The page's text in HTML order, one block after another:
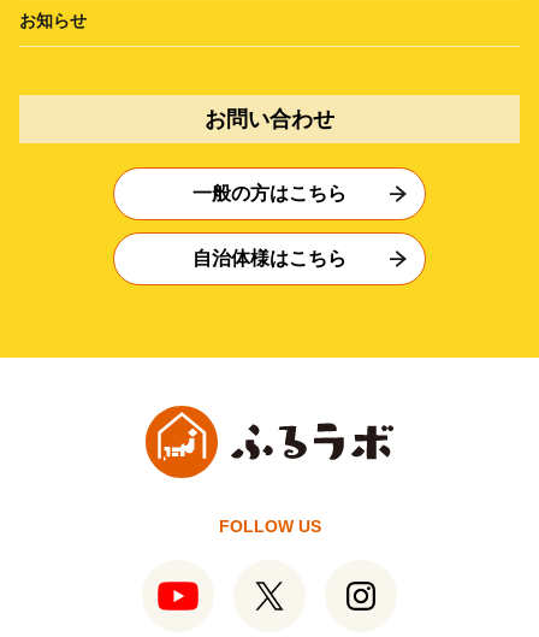
お知らせ
お問い合わせ
一般の方はこちら
自治体様はこちら
FOLLOW US